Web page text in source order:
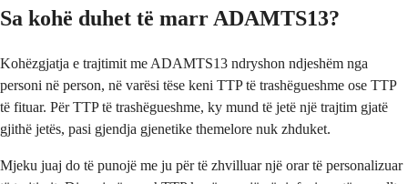
Sa kohë duhet të marr ADAMTS13?
Kohëzgjatja e trajtimit me ADAMTS13 ndryshon ndjeshëm nga
personi në person, në varësi tëse keni TTP të trashëgueshme ose TTP
të fituar. Për TTP të trashëgueshme, ky mund të jetë një trajtim gjatë
gjithë jetës, pasi gjendja gjenetike themelore nuk zhduket.
Mjeku juaj do të punojë me ju për të zhvilluar një orar të personalizuar